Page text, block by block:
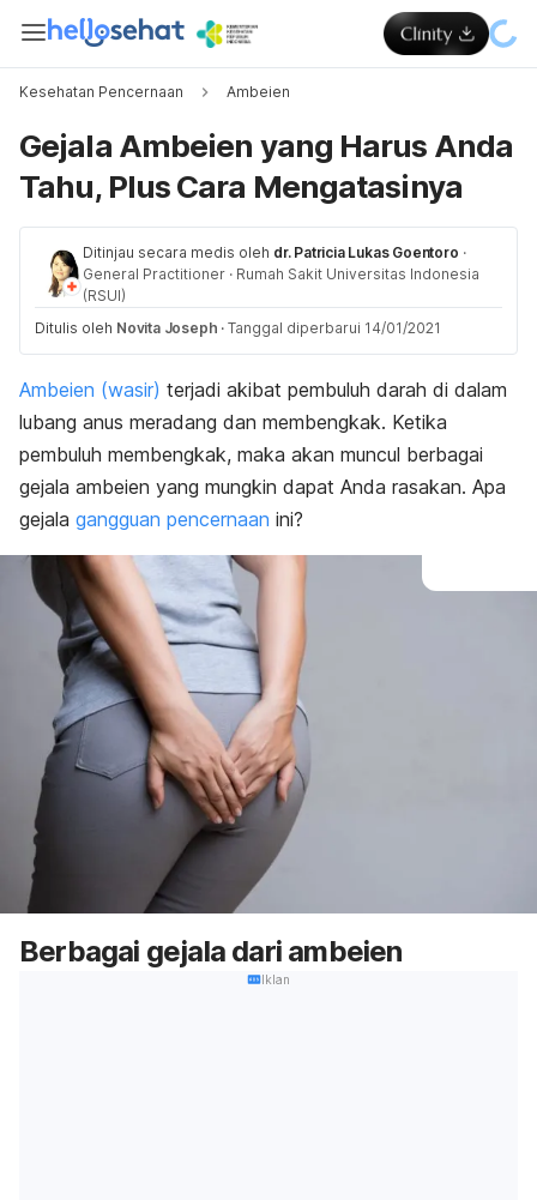
Kesehatan Pencernaan Ambeien
Gejala Ambeien yang Harus Anda
Tahu, Plus Cara Mengatasinya
Ditinjau secara medis oleh dr. Patricia Lukas Goentoro ·
General Practitioner · Rumah Sakit Universitas Indonesia
(RSUI)
Ditulis oleh Novita Joseph · Tanggal diperbarui 14/01/2021
Ambeien (wasir) terjadi akibat pembuluh darah di dalam
lubang anus meradang dan membengkak. Ketika
pembuluh membengkak, maka akan muncul berbagai
gejala ambeien yang mungkin dapat Anda rasakan. Apa
gejala gangguan pencernaan ini?
Berbagai gejala dari ambeien
Iklan